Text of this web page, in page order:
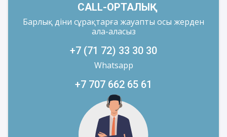
CALL-ОРТАЛЫҚ
Барлық діни сұрақтарға жауапты осы жерден
ала-аласыз
+7 (71 72) 33 30 30
Whatsapp
+7 707 662 65 61